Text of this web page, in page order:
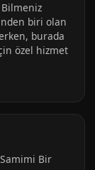
Bilmeniz
biri olan
burada
özel hizmet
Bir